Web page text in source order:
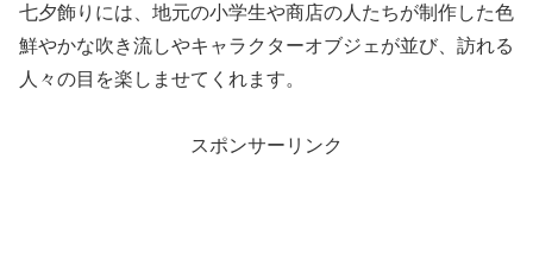
七夕飾りには、地元の小学生や商店の人たちが制作した色
鮮やかな吹き流しやキャラクターオブジェが並び、訪れる
人々の目を楽しませてくれます。
スポンサーリンク